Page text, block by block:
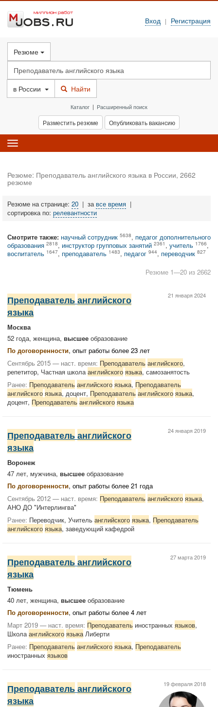
Вход | Регистрация
Резюме
в России Найти
Каталог | Расширенный поиск
Разместить резюме Опубликовать вакансию
Toggle
navigation
Резюме: Преподаватель английского языка в России, 2662
резюме
Резюме на странице: 20 | за все время |
сортировка по: релевантности
Смотрите также: научный сотрудник 5638, педагог дополнительного
образования 2818, инструктор групповых занятий 2361 , учитель 1766,
воспитатель 1647, преподаватель 1483, педагог 944, переводчик 827
Резюме 1—20 из 2662
21 января 2024
Преподаватель английского
языка
Москва
52 года, женщина, высшее образование
По договоренности, опыт работы более 23 лет
Сентябрь 2015 — наст. время: Преподаватель английского,
репетитор, Частная школаанглийского языка, самозанятость
Ранее: Преподаватель английского языка, Преподаватель
английского языка, доцент, Преподаватель английского языка,
доцент, Преподаватель английского языка
24 января 2019
Преподаватель английского
языка
Воронеж
47 лет, мужчина, высшее образование
По договоренности, опыт работы более 21 года
Сентябрь 2012 — наст. время: Преподаватель английского языка,
АНО ДО "Интерлингва"
Ранее: Переводчик, Учитель английского языка, Преподаватель
английского языка, заведующий кафедрой
27 марта 2019
Преподаватель английского
языка
Тюмень
40 лет, женщина, высшее образование
По договоренности, опыт работы более 4 лет
Март 2019 — наст. время: Преподаватель иностранных языков,
Школаанглийского языкаЛиберти
Ранее: Преподаватель английского языка, Преподаватель
иностранных языков
19 февраля 2018
Преподаватель английского
языка